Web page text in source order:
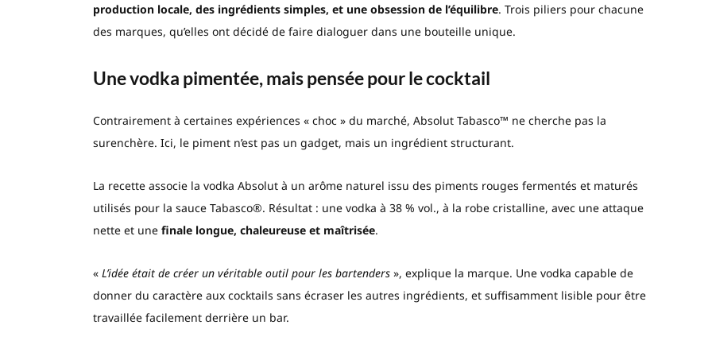
production locale, des ingrédients simples, et une obsession de l’équilibre. Trois piliers pour chacune
des marques, qu’elles ont décidé de faire dialoguer dans une bouteille unique.
Une vodka pimentée, mais pensée pour le cocktail
Contrairement à certaines expériences « choc » du marché, Absolut Tabasco™ ne cherche pas la
surenchère. Ici, le piment n’est pas un gadget, mais un ingrédient structurant.
La recette associe la vodka Absolut à un arôme naturel issu des piments rouges fermentés et maturés
utilisés pour la sauce Tabasco®. Résultat : une vodka à 38 % vol., à la robe cristalline, avec une attaque
nette et une finale longue, chaleureuse et maîtrisée.
« L’idée était de créer un véritable outil pour les bartenders», explique la marque. Une vodka capable de
donner du caractère aux cocktails sans écraser les autres ingrédients, et suffisamment lisible pour être
travaillée facilement derrière un bar.